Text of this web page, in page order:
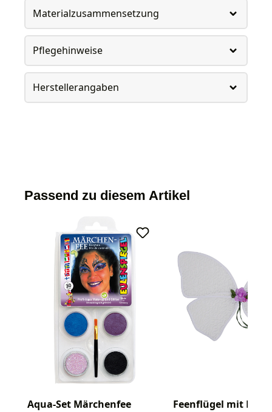
Materialzusammensetzung
Pflegehinweise
Herstellerangaben
Passend zu diesem Artikel
Aqua-Set Märchenfee
Feenflügel mit